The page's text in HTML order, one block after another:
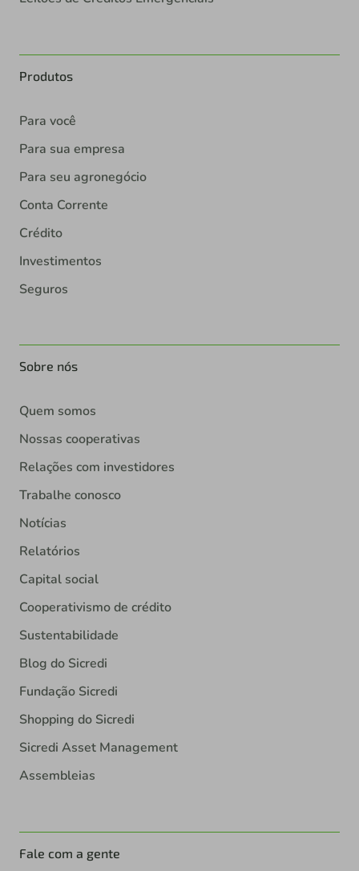
Produtos
Para você
Para sua empresa
Para seu agronegócio
Conta Corrente
Crédito
Investimentos
Seguros
Sobre nós
Quem somos
Nossas cooperativas
Relações com investidores
Trabalhe conosco
Notícias
Relatórios
Capital social
Cooperativismo de crédito
Sustentabilidade
Blog do Sicredi
Fundação Sicredi
Shopping do Sicredi
Sicredi Asset Management
Assembleias
Fale com a gente